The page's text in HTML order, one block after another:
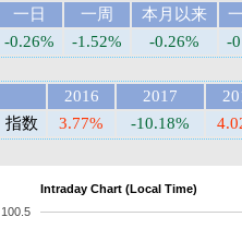
一日
一周 本月以来
-0.26%
-1.52% -0.26% -
2016 2017
指数
3.77% -10.18%
Intraday Chart (Local Time)
100.5